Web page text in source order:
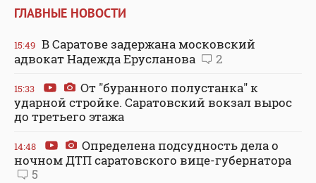
ГЛАВНЫЕ НОВОСТИ
15:49 В Саратове задержана московский
адвокат Надежда Ерусланова
2
15:33
От "буранного полустанка" к
ударной стройке. Саратовский вокзал вырос
до третьего этажа
14:48
Определена подсудность дела о
ночном ДТП саратовского вице-губернатора
5